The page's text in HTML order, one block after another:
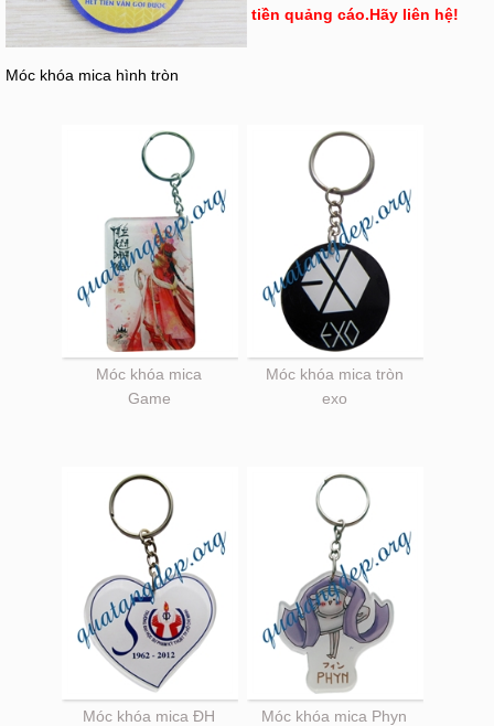
tiền quảng cáo.Hãy liên hệ!
Móc khóa mica hình tròn
Móc khóa mica
Game
Móc khóa mica tròn
exo
Móc khóa mica ĐH
Móc khóa mica Phyn